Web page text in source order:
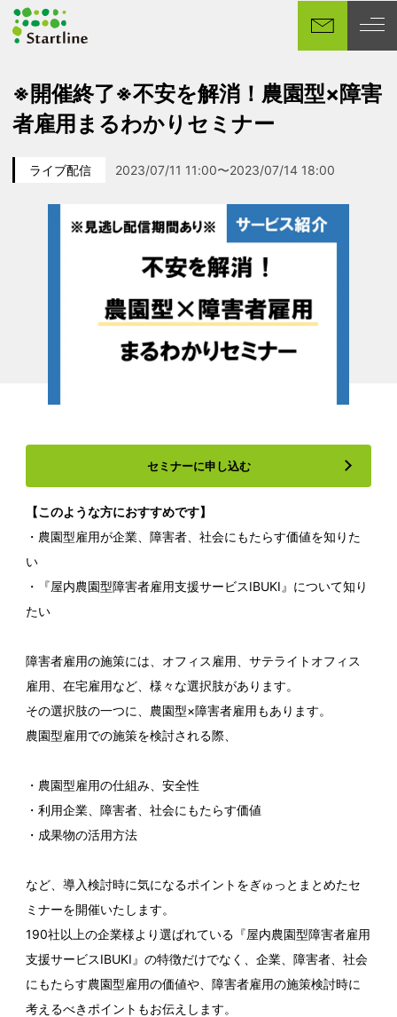
イ
へ
※開催終了※不安を解消！農園型×障害
者雇用まるわかりセミナー
カテゴリー
ライブ配信
イベント日
2023/07/11 11:00〜2023/07/14 18:00
セミナーに申し込む
【このような方におすすめです】
・農園型雇用が企業、障害者、社会にもたらす価値を知りた
い
・『屋内農園型障害者雇用支援サービスIBUKI』について知り
たい
障害者雇用の施策には、オフィス雇用、サテライトオフィス
雇用、在宅雇用など、様々な選択肢があります。
その選択肢の一つに、農園型×障害者雇用もあります。
農園型雇用での施策を検討される際、
・農園型雇用の仕組み、安全性
・利用企業、障害者、社会にもたらす価値
・成果物の活用方法
など、導入検討時に気になるポイントをぎゅっとまとめたセ
ミナーを開催いたします。
190社以上の企業様より選ばれている『屋内農園型障害者雇用
支援サービスIBUKI』の特徴だけでなく、企業、障害者、社会
にもたらす農園型雇用の価値や、障害者雇用の施策検討時に
考えるべきポイントもお伝えします。